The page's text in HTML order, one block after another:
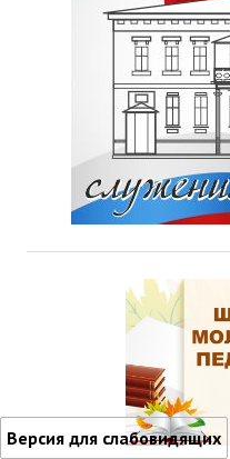
Версия для слабовидящих